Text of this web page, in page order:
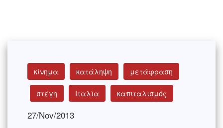
κίνημα κατάληψη μετάφραση
στέγη Ιταλία καπιταλισμός
27/Nov/2013